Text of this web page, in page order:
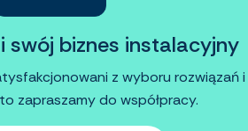
swój biznes instalacyjny
z wyboru rozwiązań i
zapraszamy do współpracy.